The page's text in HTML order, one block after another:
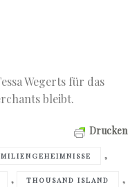
Wegerts für das
bleibt.
Drucken
,
, THOUSAND ISLAND ,